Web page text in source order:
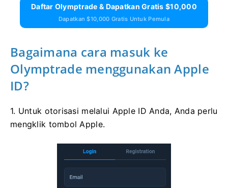
Daftar Olymptrade & Dapatkan Gratis $10,000
Dapatkan $10,000 Gratis Untuk Pemula
Bagaimana cara masuk ke
Olymptrade menggunakan Apple
ID?
1. Untuk otorisasi melalui Apple ID Anda, Anda perlu
mengklik tombol Apple.